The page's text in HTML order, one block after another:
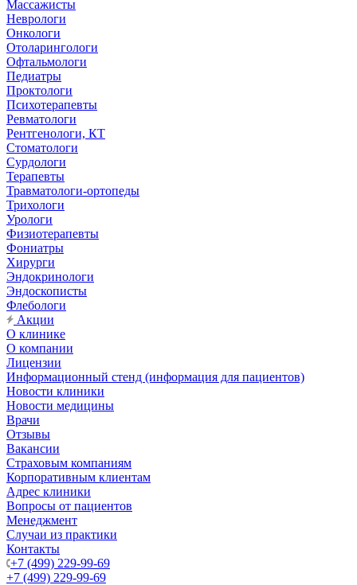
Массажисты
Неврологи
Онкологи
Отоларингологи
Офтальмологи
Педиатры
Проктологи
Психотерапевты
Ревматологи
Рентгенологи, КТ
Стоматологи
Сурдологи
Терапевты
Травматологи-ортопеды
Трихологи
Урологи
Физиотерапевты
Фониатры
Хирурги
Эндокринологи
Эндоскописты
Флебологи
Акции
О клинике
О компании
Лицензии
Информационный стенд (информация для пациентов)
Новости клиники
Новости медицины
Врачи
Отзывы
Вакансии
Страховым компаниям
Корпоративным клиентам
Адрес клиники
Вопросы от пациентов
Менеджмент
Случаи из практики
Контакты
+7 (499) 229-99-69
+7 (499) 229-99-69